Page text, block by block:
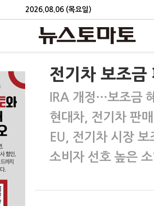
2026.08.06 (목요일)
전기차 보조
IRA 개정…보조금
현대차, 전기차 판
EU, 전기차 시장
소비자 선호 높은 소